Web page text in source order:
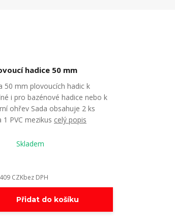
hadice 50 mm
50 mm plovoucích hadic k
i pro bazénové hadice nebo k
ohřev Sada obsahuje 2 ks
PVC mezikus celý popis
Skladem
409 CZKbez DPH
Přidat do košíku